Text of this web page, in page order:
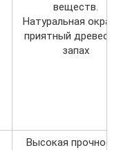
веществ.
Натуральная
приятный
запах
Высокая